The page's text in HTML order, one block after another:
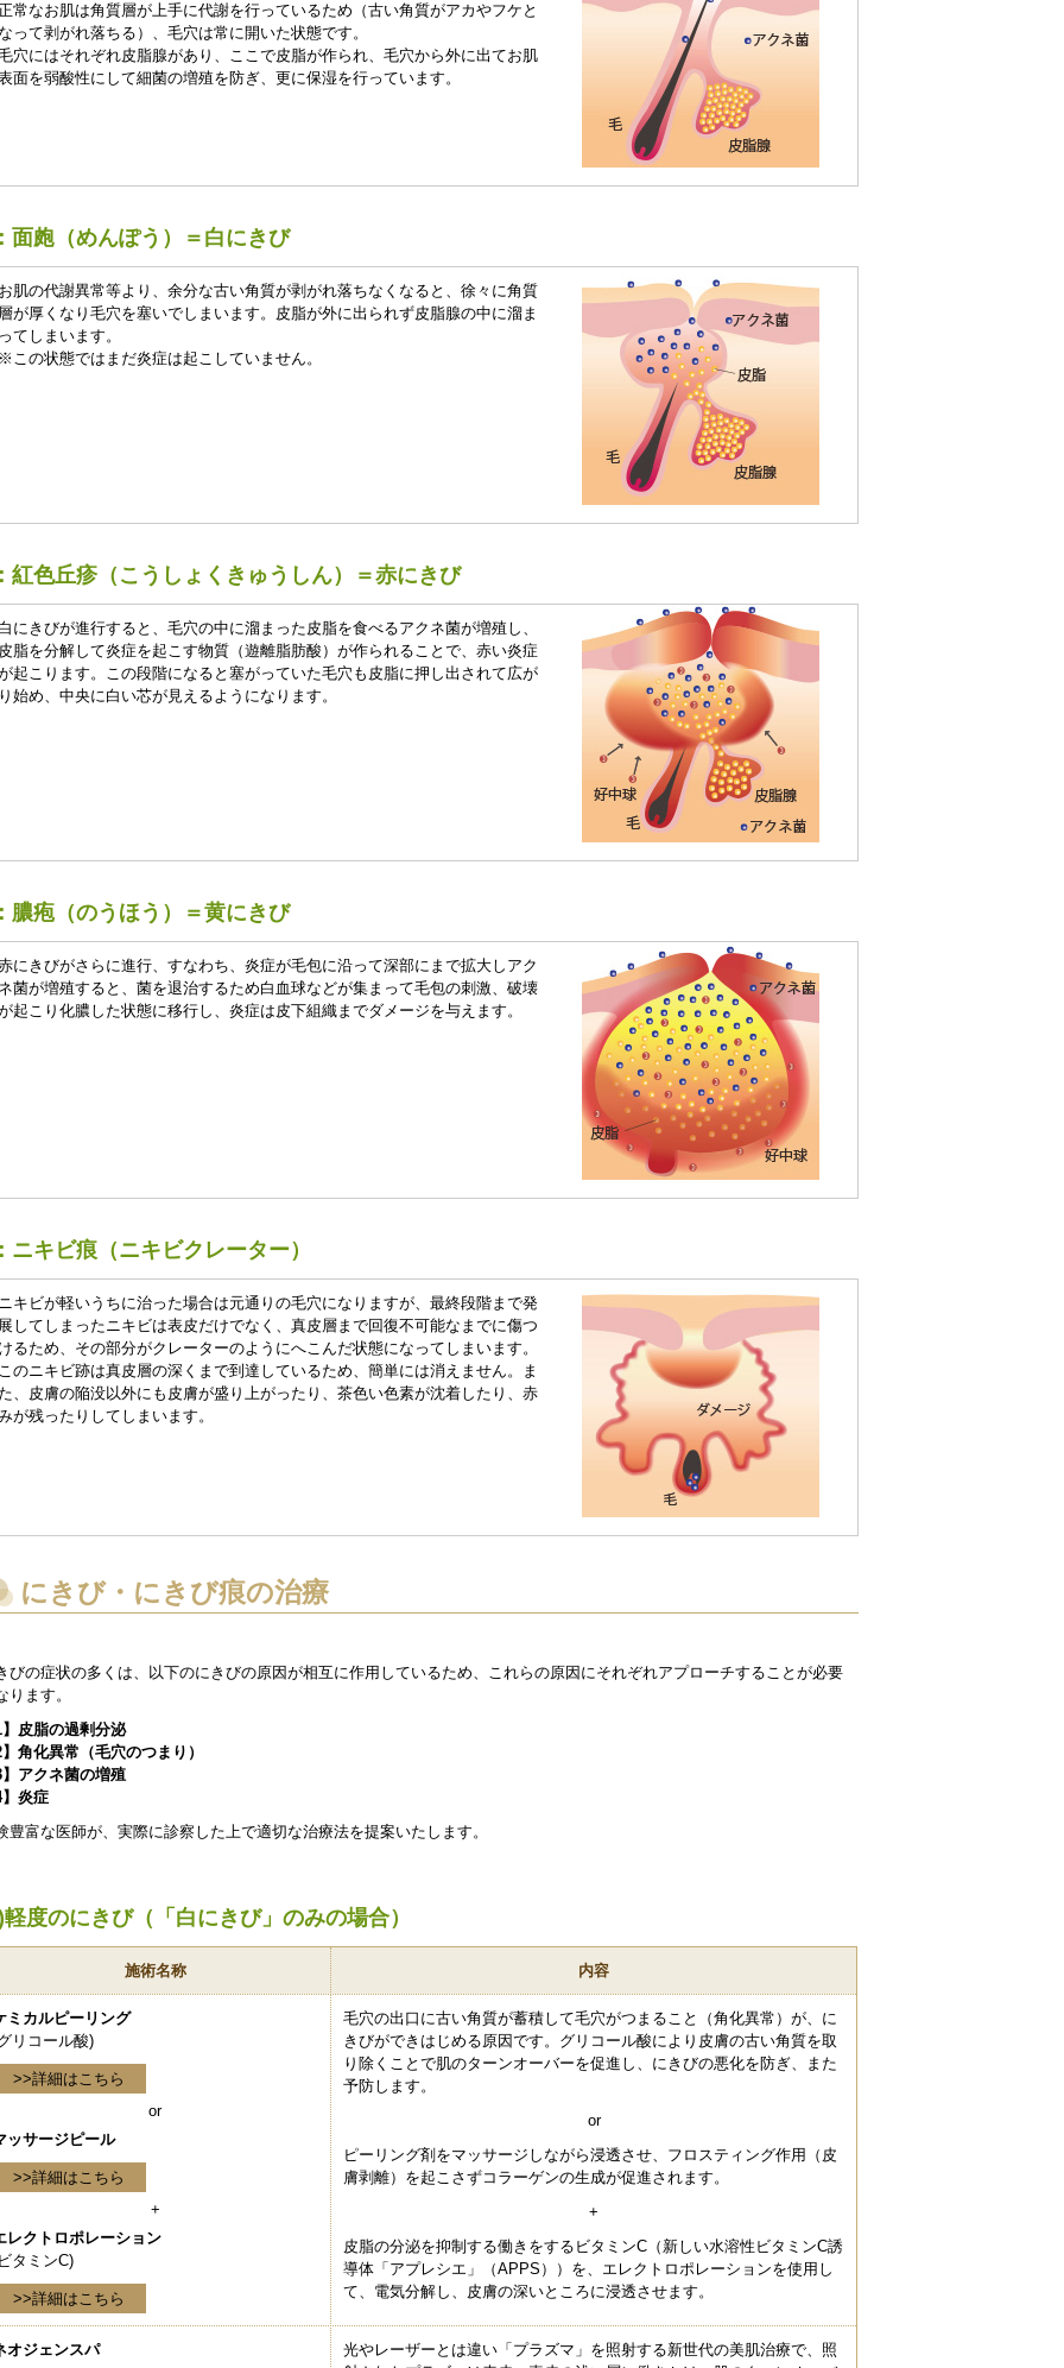
常なお肌は角質層が上手に代謝を行っているため（古い角質がアカやフケと
って剥がれ落ちる）、毛穴は常に開いた状態です。
穴にはそれぞれ皮脂腺があり、ここで皮脂が作られ、毛穴から外に出てお肌
面を弱酸性にして細菌の増殖を防ぎ、更に保湿を行っています。
面皰（めんぽう）＝白にきび
肌の代謝異常等より、余分な古い角質が剥がれ落ちなくなると、徐々に角質
が厚くなり毛穴を塞いでしまいます。皮脂が外に出られず皮脂腺の中に溜ま
てしまいます。
この状態ではまだ炎症は起こしていません。
紅色丘疹（こうしょくきゅうしん）＝赤にきび
にきびが進行すると、毛穴の中に溜まった皮脂を食べるアクネ菌が増殖し、
脂を分解して炎症を起こす物質（遊離脂肪酸）が作られることで、赤い炎症
起こります。この段階になると塞がっていた毛穴も皮脂に押し出されて広が
始め、中央に白い芯が見えるようになります。
膿疱（のうほう）＝黄にきび
にきびがさらに進行、すなわち、炎症が毛包に沿って深部にまで拡大しアク
菌が増殖すると、菌を退治するため白血球などが集まって毛包の刺激、破壊
起こり化膿した状態に移行し、炎症は皮下組織までダメージを与えます。
ニキビ痕（ニキビクレーター）
キビが軽いうちに治った場合は元通りの毛穴になりますが、最終段階まで発
してしまったニキビは表皮だけでなく、真皮層まで回復不可能なまでに傷つ
るため、その部分がクレーターのようにへこんだ状態になってしまいます。
のニキビ跡は真皮層の深くまで到達しているため、簡単には消えません。ま
、皮膚の陥没以外にも皮膚が盛り上がったり、茶色い色素が沈着したり、赤
が残ったりしてしまいます。
にきび・にきび痕の治療
びの症状の多くは、以下のにきびの原因が相互に作用しているため、これらの原因にそれぞれアプローチすることが必要
ります。
皮脂の過剰分泌
角化異常（毛穴のつまり）
アクネ菌の増殖
炎症
豊富な医師が、実際に診察した上で適切な治療法を提案いたします。
軽度のにきび（「白にきび」のみの場合）
施術名称 内容
ミカルピーリング
リコール酸)
>>詳細はこちら
or
ッサージピール
>>詳細はこちら
+
レクトロポレーション
タミンC)
>>詳細はこちら
毛穴の出口に古い角質が蓄積して毛穴がつまること（角化異常）が、に
きびができはじめる原因です。グリコール酸により皮膚の古い角質を取
り除くことで肌のターンオーバーを促進し、にきびの悪化を防ぎ、また
予防します。
or
ピーリング剤をマッサージしながら浸透させ、フロスティング作用（皮
膚剥離）を起こさずコラーゲンの生成が促進されます。
+
皮脂の分泌を抑制する働きをするビタミンC（新しい水溶性ビタミンC誘
導体「アプレシエ」（APPS））を、エレクトロポレーションを使用し
て、電気分解し、皮膚の深いところに浸透させます。
オジェンスパ
光やレーザーとは違い「プラズマ」を照射する新世代の美肌治療で、照